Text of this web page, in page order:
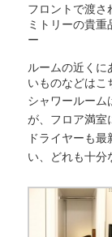
フロントで渡さ
ミトリーの貴
ー
ルームの近く
いものなどはこ
シャワールーム
が、フロア満室
ドライヤーも
い、どれも十分